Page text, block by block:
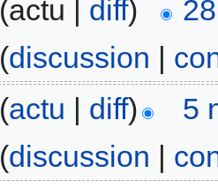
(actu | diff)
(discussion |
(actu | diff)
5
(discussion |